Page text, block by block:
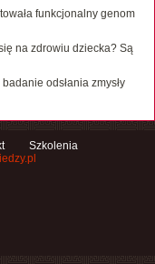
funkcjonalny genom
na zdrowiu dziecka? Są
odsłania zmysły
Szkolenia